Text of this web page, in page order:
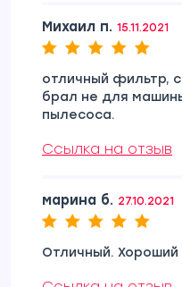
Михаил п. 15.11.2021
отличный фильтр,
брал не для
пылесоса.
Ссылка на отзыв
марина б. 27.10.2021
Отличный. Хороший